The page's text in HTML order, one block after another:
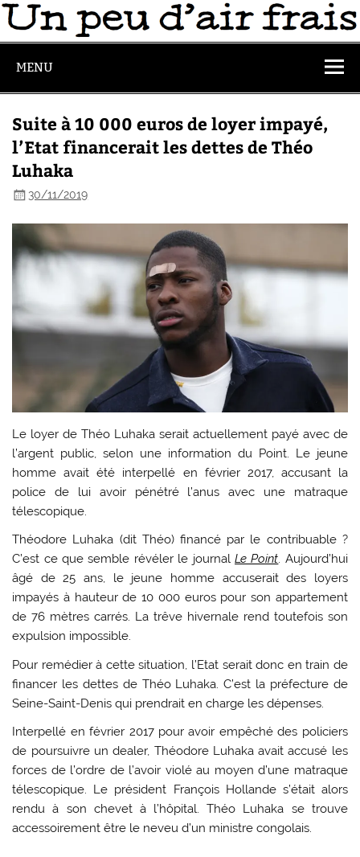
MENU
Suite à 10 000 euros de loyer impayé,
l’Etat financerait les dettes de Théo
Luhaka
30/11/2019
Le loyer de Théo Luhaka serait actuellement payé avec de
l’argent public, selon une information du Point. Le jeune
homme avait été interpellé en février 2017, accusant la
police de lui avoir pénétré l’anus avec une matraque
télescopique.
Théodore Luhaka (dit Théo) financé par le contribuable ?
C’est ce que semble révéler le journalLe Point. Aujourd’hui
âgé de 25 ans, le jeune homme accuserait des loyers
impayés à hauteur de 10 000 euros pour son appartement
de 76 mètres carrés. La trêve hivernale rend toutefois son
expulsion impossible.
Pour remédier à cette situation, l’Etat serait donc en train de
financer les dettes de Théo Luhaka. C’est la préfecture de
Seine-Saint-Denis qui prendrait en charge les dépenses.
Interpellé en février 2017 pour avoir empêché des policiers
de poursuivre un dealer, Théodore Luhaka avait accusé les
forces de l’ordre de l’avoir violé au moyen d’une matraque
télescopique. Le président François Hollande s’était alors
rendu à son chevet à l’hôpital. Théo Luhaka se trouve
accessoirement être le neveu d’un ministre congolais.